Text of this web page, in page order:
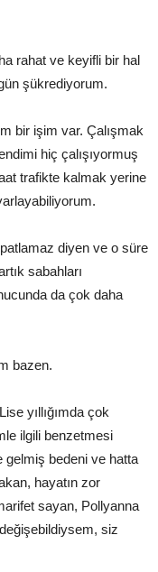
rahat ve keyifli bir hal
şükrediyorum.
bir işim var. Çalışmak
hiç çalışıyormuş
trafikte kalmak yerine
diyen ve o süre
sabahları
da çok daha
bazen.
yıllığımda çok
ilgili benzetmesi
gelmiş bedeni ve hatta
hayatın zor
sayan, Pollyanna
siz